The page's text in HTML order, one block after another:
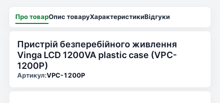
Про товарОпис товаруХарактеристикиВідгуки
Пристрій безперебійного живлення
Vinga LCD 1200VA plastic case (VPC-
1200P)
Артикул:VPC-1200P